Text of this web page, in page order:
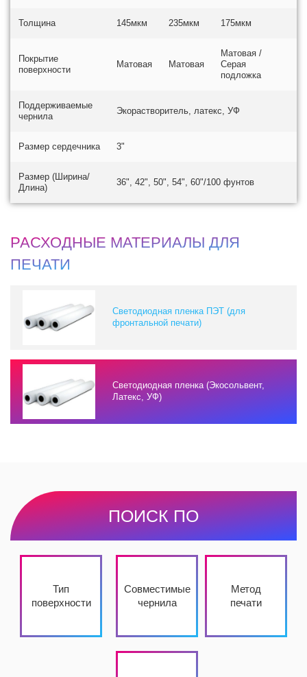
Толщина 145мкм 235мкм 175мкм
Покрытие
поверхности
Матовая Матовая
Матовая /
Серая
подложка
Поддерживаемые
чернила
Экорастворитель, латекс, УФ
Размер сердечника 3"
Размер (Ширина/
Длина)
36", 42", 50", 54", 60"/100 фунтов
РАСХОДНЫЕ МАТЕРИАЛЫ ДЛЯ
ПЕЧАТИ
Светодиодная пленка ПЭТ (для
фронтальной печати)
Светодиодная пленка (Экосольвент,
Латекс, УФ)
ПОИСК ПО
Тип
поверхности
Совместимые
чернила
Метод
печати